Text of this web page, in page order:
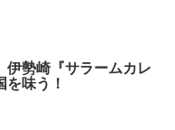
伊勢崎『サラームカレ
を味う！